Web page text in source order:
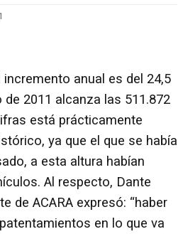
anual es del 24,5
de 2011 alcanza las 511.872
está prácticamente
ya que el que se había
a esta altura habían
Al respecto, Dante
de ACARA expresó: “haber
en lo que va